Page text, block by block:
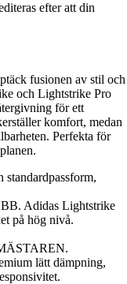
efter att din
fusionen av stil och
och Lightstrike Pro
för ett
komfort, medan
Perfekta för
Adidas Lightstrike
på hög nivå.
lätt dämpning,